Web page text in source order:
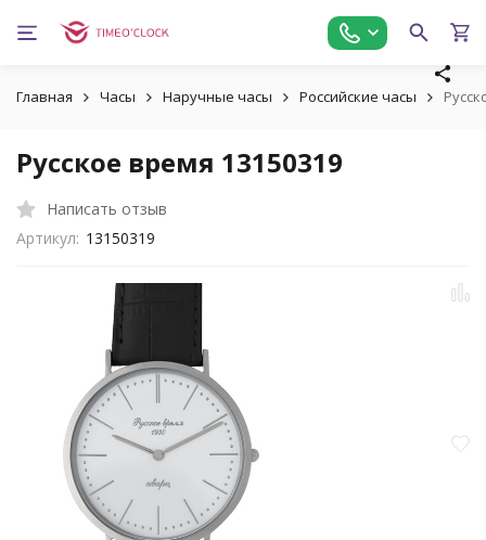
Главная Часы Наручные часы Российские часы
Русское время 13150319
Написать отзыв
Артикул: 13150319